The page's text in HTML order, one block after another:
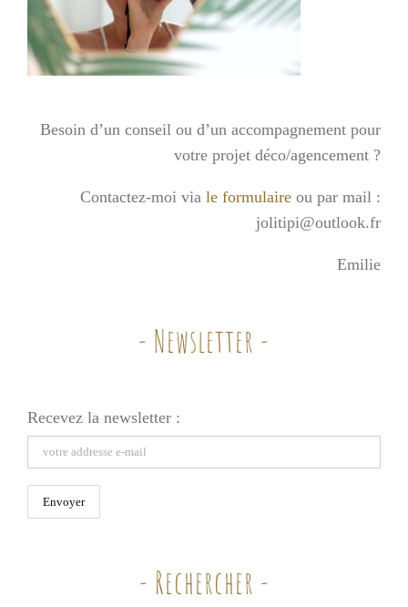
Besoin d’un conseil ou d’un accompagnement pour
votre projet déco/agencement ?
Contactez-moi via le formulaire ou par mail :
jolitipi@outlook.fr
Emilie
- Newsletter -
Recevez la newsletter :
- Rechercher -